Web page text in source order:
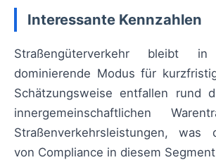
Interessante Kennzahlen
Straßengüterverkehr bleibt
dominierende Modus für
Schätzungsweise entfallen rund
innergemeinschaftlichen
Straßenverkehrsleistungen, was
von Compliance in diesem